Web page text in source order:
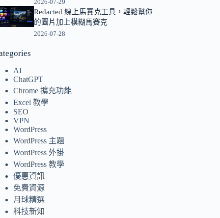
2026-07-29
Redacted 線上馬賽克工具，輕鬆幫你
的圖片加上模糊馬賽克
2026-07-28
AI
ChatGPT
Chrome 擴充功能
Excel 教學
SEO
VPN
WordPress
WordPress 主題
WordPress 外掛
WordPress 教學
優惠資訊
免費資源
月球精選
科技新知